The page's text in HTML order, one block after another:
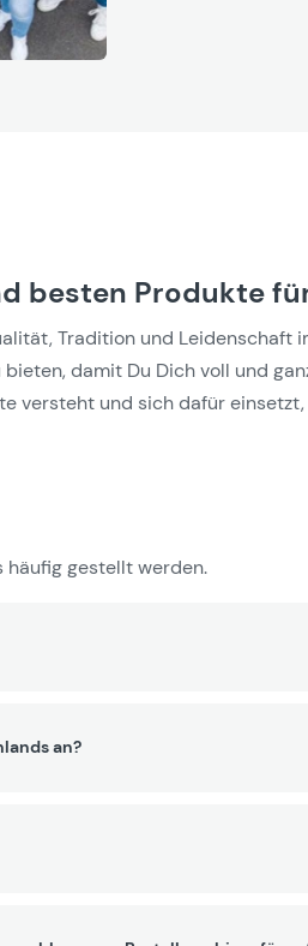
besten Produkte
Tradition und Leidenschaft
damit Du Dich voll und
versteht und sich dafür
häufig gestellt werden.
an?